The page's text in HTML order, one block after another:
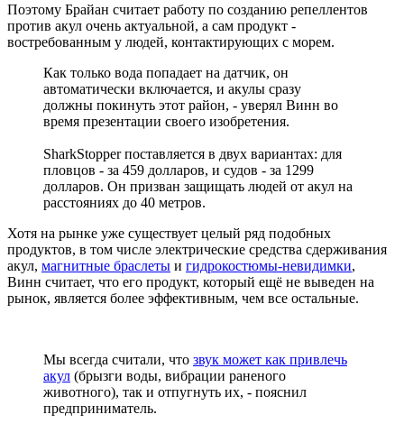
Поэтому Брайан считает работу по созданию репеллентов
против акул очень актуальной, а сам продукт -
востребованным у людей, контактирующих с морем.
Как только вода попадает на датчик, он
автоматически включается, и акулы сразу
должны покинуть этот район, - уверял Винн во
время презентации своего изобретения.
SharkStopper поставляется в двух вариантах: для
пловцов - за 459 долларов, и судов - за 1299
долларов. Он призван защищать людей от акул на
расстояниях до 40 метров.
Хотя на рынке уже существует целый ряд подобных
продуктов, в том числе электрические средства сдерживания
акул, магнитные браслеты и гидрокостюмы-невидимки,
Винн считает, что его продукт, который ещё не выведен на
рынок, является более эффективным, чем все остальные.
Мы всегда считали, что звук может как привлечь
акул (брызги воды, вибрации раненого
животного), так и отпугнуть их, - пояснил
предприниматель.